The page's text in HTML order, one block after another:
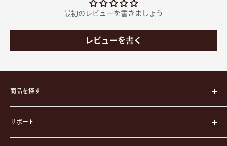
最初のレビューを書きましょう
レビューを書く
商品を探す
楽器
楽器ケース
弦
サポート
運営会社